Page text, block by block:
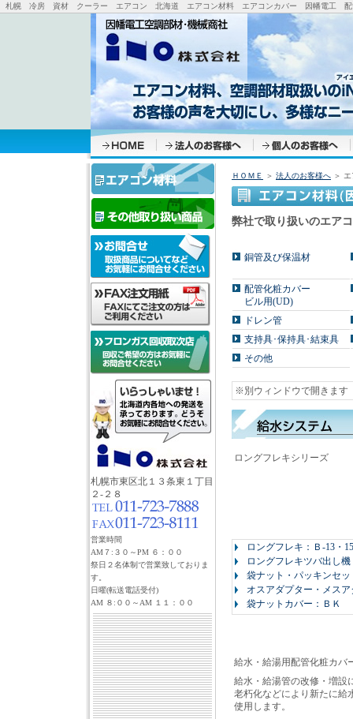
札幌 冷房 資材 クーラー エアコン 北海道 エアコン材料 エアコンカバー 因幡電工
札幌市東区北１３条東１丁目
２-２８
営業時間
AM７:３０～PM ６：００
祭日２名体制で営業致しておりま
す。
日曜(転送電話受付)
AM ８:００～AM １１：００
ＨＯＭＥ ＞ 法人のお客様へ ＞
弊社で取り扱いのエア
銅管及び保温材
配管化粧カバー
ビル用(UD)
ドレン管
支持具･保持具･結束具
その他
※別ウィンドウで開きます
ロングフレキシリーズ
ロングフレキ：Ｂ-13・15
ロングフレキツバ出し機
袋ナット・パッキンセッ
オスアダプター・メス
袋ナットカバー：ＢＫ
給水・給湯用配管化粧カ
給水・給湯管の改修・増設
老朽化などにより新たに給
使用します。